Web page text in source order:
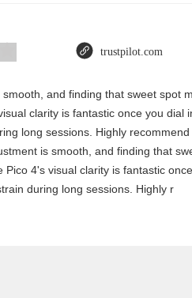
trustpilot.com
and finding that sweet spot
clarity is fantastic once you dial
long sessions. Highly
is smooth, and finding that
4's visual clarity is fantastic
during long sessions. Highly r